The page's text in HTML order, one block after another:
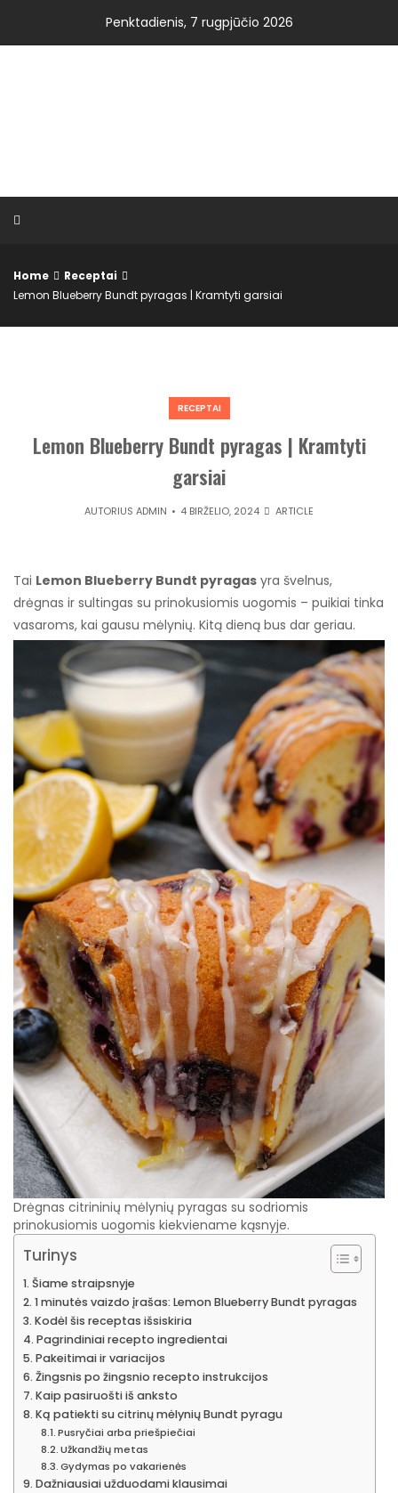
content
Penktadienis, 7 rugpjūčio 2026
Home
Receptai
Lemon Blueberry Bundt pyragas | Kramtyti garsiai
RECEPTAI
Lemon Blueberry Bundt pyragas | Kramtyti
garsiai
AUTORIUSADMIN 4 BIRŽELIO, 2024 ARTICLE
Tai Lemon Blueberry Bundt pyragas yra švelnus,
drėgnas ir sultingas su prinokusiomis uogomis – puikiai tinka
vasaroms, kai gausu mėlynių. Kitą dieną bus dar geriau.
Drėgnas citrininių mėlynių pyragas su sodriomis
prinokusiomis uogomis kiekviename kąsnyje.
Turinys
Šiame straipsnyje
1 minutės vaizdo įrašas: Lemon Blueberry Bundt pyragas
Kodėl šis receptas išsiskiria
Pagrindiniai recepto ingredientai
Pakeitimai ir variacijos
Žingsnis po žingsnio recepto instrukcijos
Kaip pasiruošti iš anksto
Ką patiekti su citrinų mėlynių Bundt pyragu
Pusryčiai arba priešpiečiai
Užkandžių metas
Gydymas po vakarienės
Dažniausiai užduodami klausimai